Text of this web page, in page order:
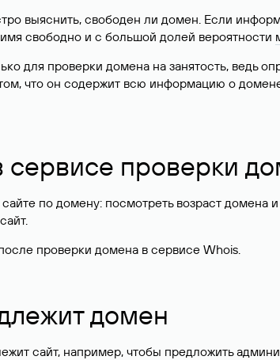
выяснить, свободен ли домен. Если
свободно и с большой долей вероятности
для проверки домена на занятость, ведь
что он содержит всю информацию о
проверки
по домену: посмотреть возраст домена
проверки домена в сервисе Whois.
домен
сайт, например, чтобы предложить